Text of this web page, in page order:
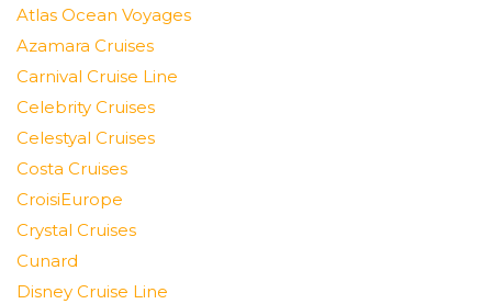
Atlas Ocean Voyages
Azamara Cruises
Carnival Cruise Line
Celebrity Cruises
Celestyal Cruises
Costa Cruises
CroisiEurope
Crystal Cruises
Cunard
Disney Cruise Line